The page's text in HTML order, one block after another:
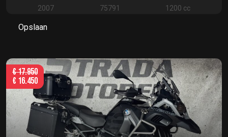
2007
75791
1200 cc
Opslaan
€17.950
€ 16.450